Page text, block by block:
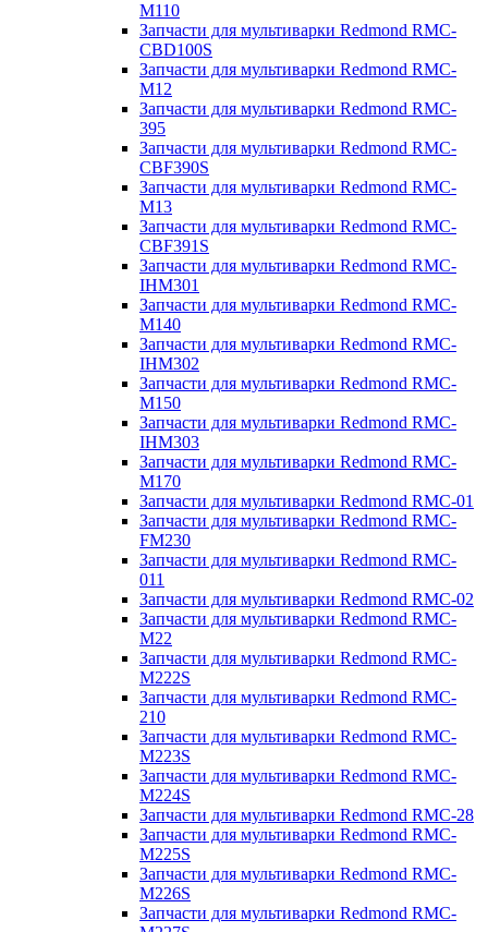
M110
Запчасти для мультиварки Redmond RMC-
CBD100S
Запчасти для мультиварки Redmond RMC-
M12
Запчасти для мультиварки Redmond RMC-
395
Запчасти для мультиварки Redmond RMC-
CBF390S
Запчасти для мультиварки Redmond RMC-
M13
Запчасти для мультиварки Redmond RMC-
CBF391S
Запчасти для мультиварки Redmond RMC-
IHM301
Запчасти для мультиварки Redmond RMC-
M140
Запчасти для мультиварки Redmond RMC-
IHM302
Запчасти для мультиварки Redmond RMC-
M150
Запчасти для мультиварки Redmond RMC-
IHM303
Запчасти для мультиварки Redmond RMC-
M170
Запчасти для мультиварки Redmond RMC-01
Запчасти для мультиварки Redmond RMC-
FM230
Запчасти для мультиварки Redmond RMC-
011
Запчасти для мультиварки Redmond RMC-02
Запчасти для мультиварки Redmond RMC-
M22
Запчасти для мультиварки Redmond RMC-
M222S
Запчасти для мультиварки Redmond RMC-
210
Запчасти для мультиварки Redmond RMC-
M223S
Запчасти для мультиварки Redmond RMC-
M224S
Запчасти для мультиварки Redmond RMC-28
Запчасти для мультиварки Redmond RMC-
M225S
Запчасти для мультиварки Redmond RMC-
M226S
Запчасти для мультиварки Redmond RMC-